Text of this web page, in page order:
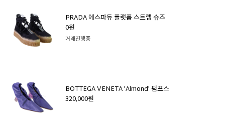
PRADA 에스파듀 플랫폼 스트랩 슈즈
0원
거래진행중
BOTTEGA VENETA 'Almond' 펌프스
320,000원